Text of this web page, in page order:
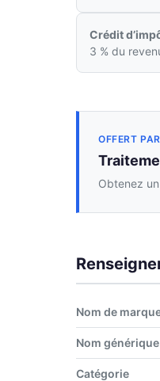
Crédit
3 % du
OFFERT
Obtenez
Nom de
Nom générique
Catégorie